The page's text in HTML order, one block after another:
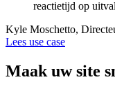
reactietijd op
Kyle Moschetto,
Lees use case
Maak uw site